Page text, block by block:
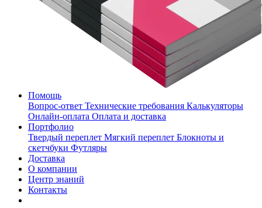
Помощь
Вопрос-ответ Технические требования Калькуляторы
Онлайн-оплата Оплата и доставка
Портфолио
Твердый переплет Мягкий переплет Блокноты и
скетчбуки Футляры
Доставка
О компании
Центр знаний
Контакты